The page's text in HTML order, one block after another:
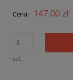
Cena: 147,00 zł
szt.